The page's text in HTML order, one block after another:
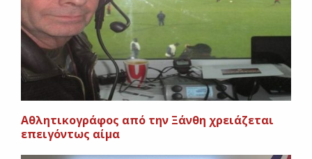
Αθλητικογράφος από την Ξάνθη χρειάζεται
επειγόντως αίμα